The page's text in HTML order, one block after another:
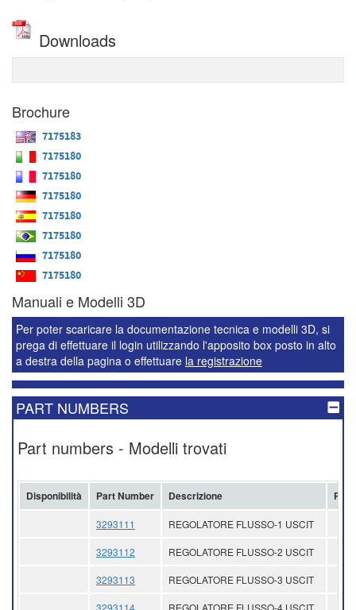
Downloads
Brochure
7175183
7175180
7175180
7175180
7175180
7175180
7175180
7175180
Manuali e Modelli 3D
Per poter scaricare la documentazione tecnica e modelli 3D, si
prega di effettuare il login utilizzando l'apposito box posto in alto
a destra della pagina o effettuare la registrazione
PART NUMBERS
Part numbers - Modelli trovati
Disponibilità Part Number Descrizione
3293111 REGOLATORE FLUSSO-1 USCIT
3293112 REGOLATORE FLUSSO-2 USCIT
3293113 REGOLATORE FLUSSO-3 USCIT
3293114 REGOLATORE FLUSSO-4 USCIT